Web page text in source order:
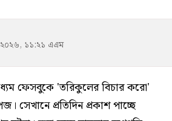
২০২৬, ১১:২১ এএম
ফেসবুকে 'তরিকুলের বিচার করো'
সেখানে প্রতিদিন প্রকাশ পাচ্ছে